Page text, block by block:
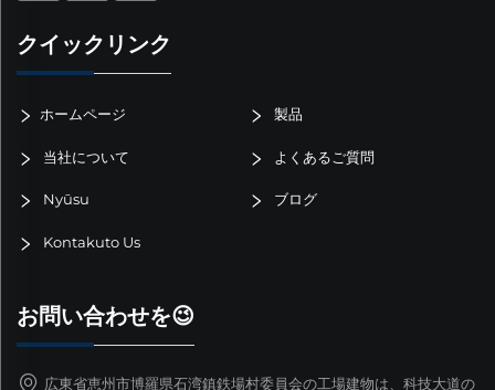
クイックリンク
ホームページ 製品
当社について よくあるご質問
Nyūsu ブログ
Kontakuto Us
お問い合わせを😉
広東省恵州市博羅県石湾鎮鉄場村委員会の工場建物は、科技大道の